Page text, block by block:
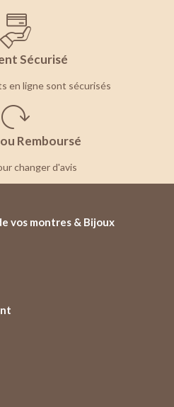
Sécurisé
en ligne sont sécurisés
Remboursé
changer d'avis
vos montres & Bijoux